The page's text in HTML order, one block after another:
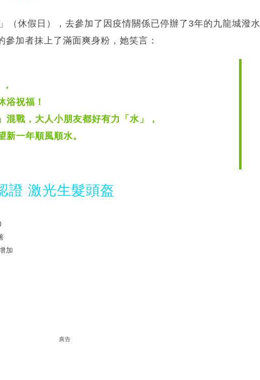
（休假日），去參加了因疫情關係已停辦了3年的九龍城潑水
加者抹上了滿面爽身粉，她笑言：
浴祝福！
混戰，大人小朋友都好有力「水」，
新一年順風順水。
證 激光生髮頭盔
加
廣告